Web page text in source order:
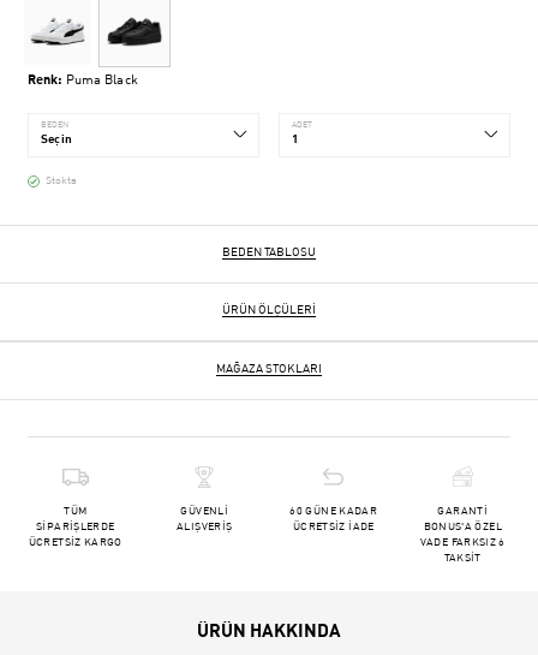
Renk: Puma Black
BEDEN ADET
Stokta
BEDEN TABLOSU
ÜRÜN ÖLÇÜLERI
MAĞAZA STOKLARI
TÜM
SİPARİŞLERDE
ÜCRETSİZ KARGO
GÜVENLİ
ALIŞVERİŞ
60 GÜNE KADAR
ÜCRETSİZ İADE
GARANTİ
BONUS'A ÖZEL
VADE FARKSIZ 6
TAKSİT
ÜRÜN HAKKINDA